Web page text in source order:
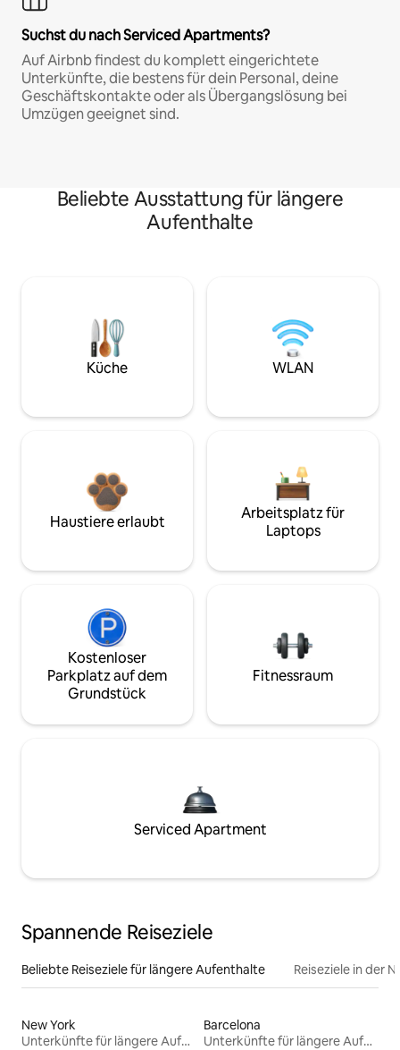
Suchst du nach Serviced Apartments?
Auf Airbnb findest du komplett eingerichtete
Unterkünfte, die bestens für dein Personal, deine
Geschäftskontakte oder als Übergangslösung bei
Umzügen geeignet sind.
Beliebte Ausstattung für längere
Aufenthalte
Küche WLAN
Haustiere erlaubt
Arbeitsplatz für
Laptops
Kostenloser
Parkplatz auf dem
Grundstück
Fitnessraum
Serviced Apartment
Spannende Reiseziele
Beliebte Reiseziele für längere Aufenthalte Reiseziele in der
New York
Unterkünfte für längere Aufenthalte
Barcelona
Unterkünfte für längere Aufenthalte